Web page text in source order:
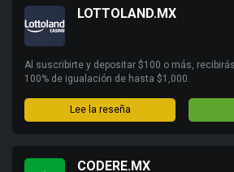
LOTTOLAND.MX
Al suscribirte y depositar $100 o más,
100% de igualación de hasta $1,000.
Lee la reseña
CODERE.MX